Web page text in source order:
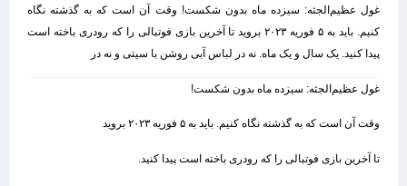
غول عظیم‌الجثه: سیزده ماه بدون شکست! وقت آن است که به گذشته نگاه
کنیم. باید به ۵ فوریه ۲۰۲۳ بروید تا آخرین بازی فوتبالی را که رودری باخته است
پیدا کنید. یک سال و یک ماه. نه در لباس آبی روشن با سیتی و نه در
غول عظیم‌الجثه: سیزده ماه بدون شکست!
وقت آن است که به گذشته نگاه کنیم. باید به ۵ فوریه ۲۰۲۳ بروید
تا آخرین بازی فوتبالی را که رودری باخته است پیدا کنید.